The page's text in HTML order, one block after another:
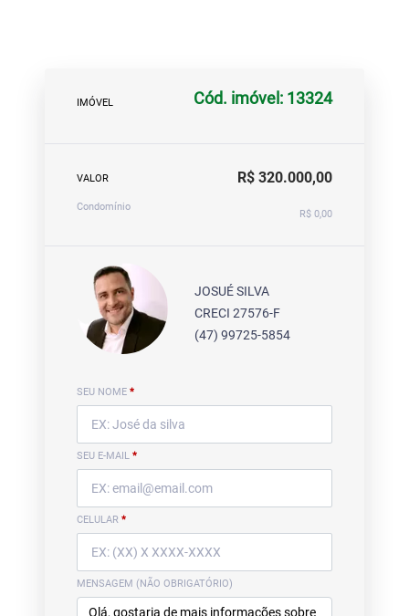
IMÓVEL Cód. imóvel: 13324
VALOR R$ 320.000,00
Condomínio
R$ 0,00
JOSUÉ SILVA
CRECI 27576-F
(47) 99725-5854
SEU NOME *
SEU E-MAIL *
CELULAR *
MENSAGEM (NÃO OBRIGATÓRIO)